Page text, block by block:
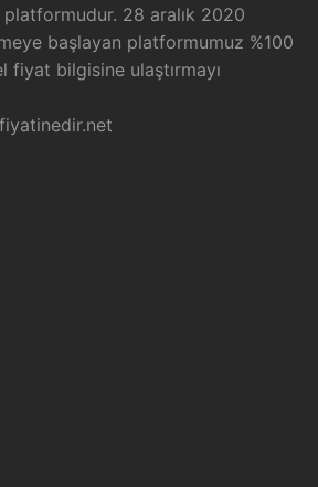
28 aralık 2020
başlayan platformumuz %100
fiyat bilgisine ulaştırmayı